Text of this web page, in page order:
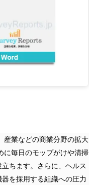
産業などの商業分野の拡大
に毎日のモップがけや清掃
ちます。さらに、ヘルス
を採用する組織への圧力